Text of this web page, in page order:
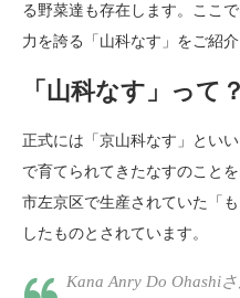
る野菜達も存在します。ここ
力を誇る「山科なす」をご紹介
「山科なす」って？
正式には「京山科なす」とい
で育てられてきたなすのこと
市左京区で生産されていた「
したものとされています。
Kana Anry Do Ohashi